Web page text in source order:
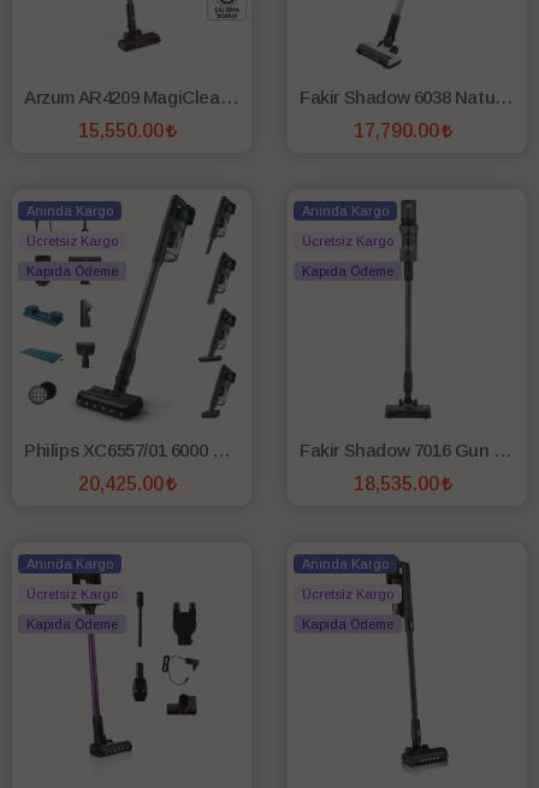
Arzum AR4209 MagiClean Flex Dikey Şarjlı Süpürge - Siyah
15,550.00
Fakir Shadow 6038 Natural Whıte Şarjlı Dikey Süpürge
17,790.00
Anında Kargo
Ücretsiz Kargo
Kapıda Ödeme
Philips XC6557/01 6000 Serisi Şarjlı Dikey Süpürge
20,425.00
Anında Kargo
Ücretsiz Kargo
Kapıda Ödeme
Fakir Shadow 7016 Gun Metal Dikey Şarjlı Süpürge
18,535.00
Anında Kargo
Ücretsiz Kargo
Kapıda Ödeme
Anında Kargo
Ücretsiz Kargo
Kapıda Ödeme